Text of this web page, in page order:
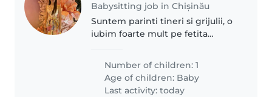
Babysitting job in Chișinău
Suntem parinti tineri si grijulii, o
iubim foarte mult pe fetita
bona sa fie o persoana grijulie
atenta si sai sustina curiozitatea
si nevoia de a afla..
Number of children: 1
Age of children: Baby
Last activity: today